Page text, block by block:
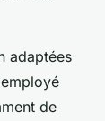
adaptées
de